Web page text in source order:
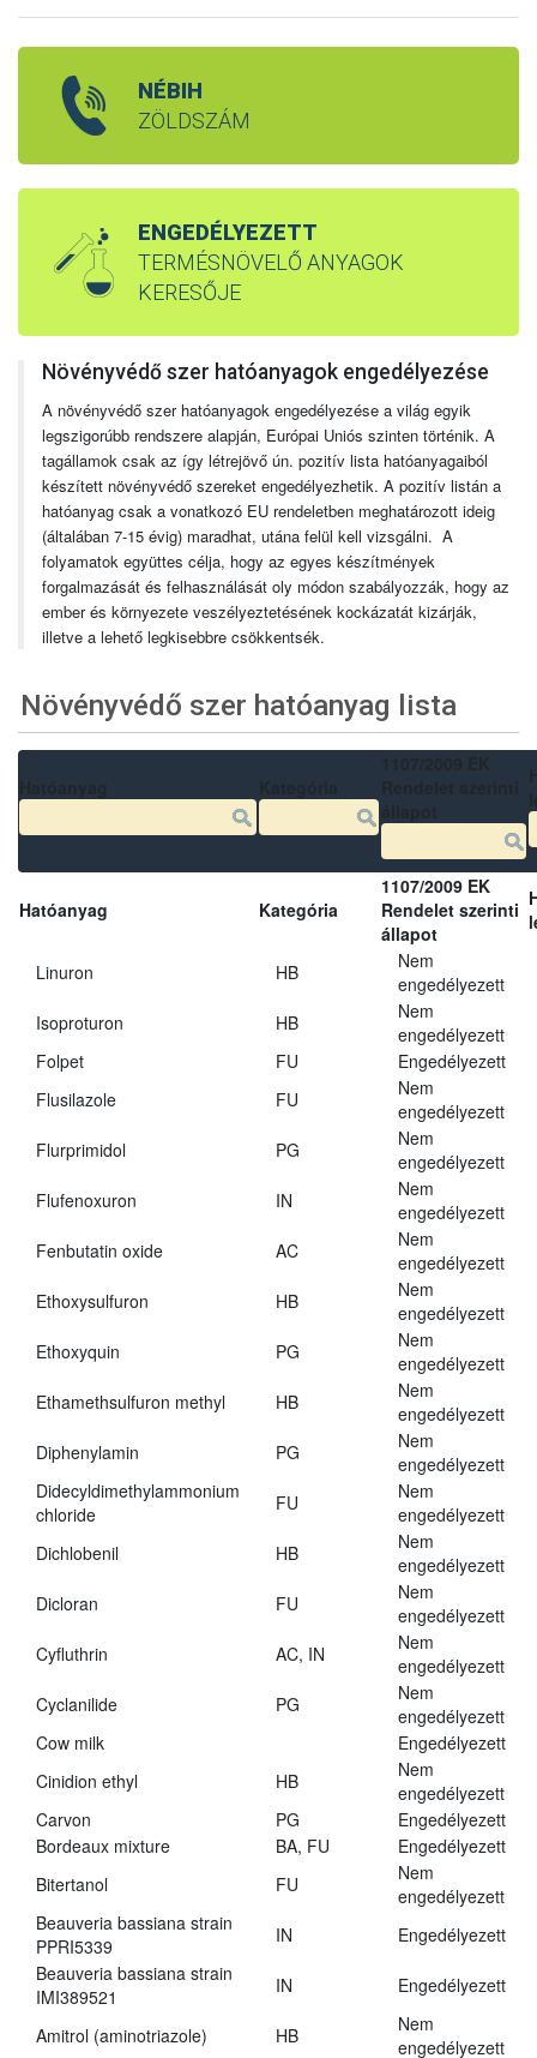
NÉBIH
ZÖLDSZÁM
ENGEDÉLYEZETT
TERMÉSNÖVELŐ ANYAGOK
KERESŐJE
Növényvédő szer hatóanyagok engedélyezése
A növényvédő szer hatóanyagok engedélyezése a világ egyik
legszigorúbb rendszere alapján, Európai Uniós szinten történik. A
tagállamok csak az így létrejövő ún. pozitív lista hatóanyagaiból
készített növényvédő szereket engedélyezhetik. A pozitív listán a
hatóanyag csak a vonatkozó EU rendeletben meghatározott ideig
(általában 7-15 évig) maradhat, utána felül kell vizsgálni. A
folyamatok együttes célja, hogy az egyes készítmények
forgalmazását és felhasználását oly módon szabályozzák, hogy az
ember és környezete veszélyeztetésének kockázatát kizárják,
illetve a lehető legkisebbre csökkentsék.
Növényvédő szer hatóanyag lista
Hatóanyag Kategória
1107/2009 EK
Rendelet szerinti
állapot
Linuron HB
Nem
engedélyezett
Isoproturon
HB
Nem
engedélyezett
Folpet
FU
Engedélyezett
Flusilazole
FU
Nem
engedélyezett
Flurprimidol
PG
Nem
engedélyezett
Flufenoxuron
IN
Nem
engedélyezett
Fenbutatin oxide
AC
Nem
engedélyezett
Ethoxysulfuron
HB
Nem
engedélyezett
Ethoxyquin
PG
Nem
engedélyezett
Ethamethsulfuron methyl
HB
Nem
engedélyezett
Diphenylamin
PG
Nem
engedélyezett
Didecyldimethylammonium
chloride
FU
Nem
engedélyezett
Dichlobenil
HB
Nem
engedélyezett
Dicloran
FU
Nem
engedélyezett
Cyfluthrin
AC, IN
Nem
engedélyezett
Cyclanilide
PG
Nem
engedélyezett
Cow milk
Engedélyezett
Cinidion ethyl
HB
Nem
engedélyezett
Carvon
PG
Engedélyezett
Bordeaux mixture
BA, FU
Engedélyezett
Bitertanol
FU
Nem
engedélyezett
Beauveria bassiana strain
PPRI5339
IN
Engedélyezett
Beauveria bassiana strain
IMI389521
IN Engedélyezett
Amitrol (aminotriazole) HB
Nem
engedélyezett